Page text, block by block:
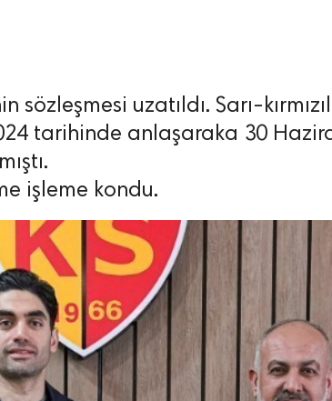
sözleşmesi uzatıldı. Sarı-
tarihinde anlaşaraka 30
işleme kondu.